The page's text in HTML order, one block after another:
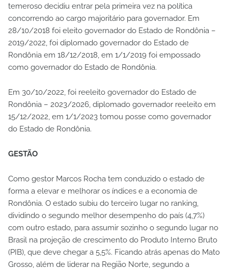
temeroso decidiu entrar pela primeira vez na política
concorrendo ao cargo majoritário para governador. Em
28/10/2018 foi eleito governador do Estado de Rondônia –
2019/2022, foi diplomado governador do Estado de
Rondônia em 18/12/2018, em 1/1/2019 foi empossado
como governador do Estado de Rondônia.
Em 30/10/2022, foi reeleito governador do Estado de
Rondônia – 2023/2026, diplomado governador reeleito em
15/12/2022, em 1/1/2023 tomou posse como governador
do Estado de Rondônia.
GESTÃO
Como gestor Marcos Rocha tem conduzido o estado de
forma a elevar e melhorar os índices e a economia de
Rondônia. O estado subiu do terceiro lugar no ranking,
dividindo o segundo melhor desempenho do país (4,7%)
com outro estado, para assumir sozinho o segundo lugar no
Brasil na projeção de crescimento do Produto Interno Bruto
(PIB), que deve chegar a 5,5%. Ficando atrás apenas do Mato
Grosso, além de liderar na Região Norte, segundo a